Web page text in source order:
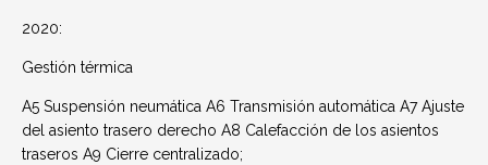
2020:
Gestión térmica
A5 Suspensión neumática A6 Transmisión automática A7 Ajuste
del asiento trasero derecho A8 Calefacción de los asientos
traseros A9 Cierre centralizado;